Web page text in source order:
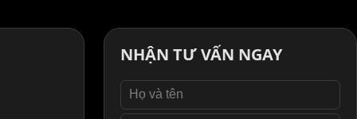
NHẬN TƯ VẤN NGAY